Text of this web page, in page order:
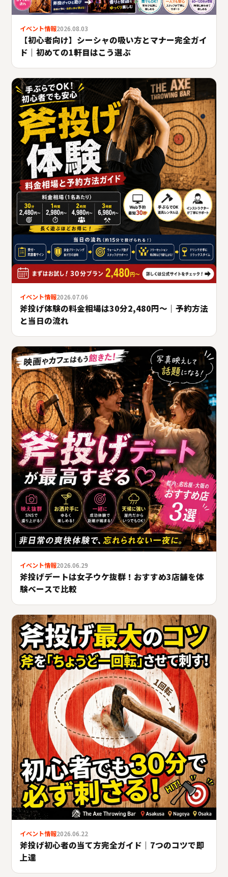
イベント情報2026.08.03
【初心者向け】シーシャの吸い方とマナー完全ガイ
ド｜初めての1軒目はこう選ぶ
イベント情報2026.07.06
斧投げ体験の料金相場は30分2,480円〜｜予約方法
と当日の流れ
イベント情報2026.06.29
斧投げデートは女子ウケ抜群！おすすめ3店舗を体
験ベースで比較
イベント情報2026.06.22
斧投げ初心者の当て方完全ガイド｜7つのコツで即
上達